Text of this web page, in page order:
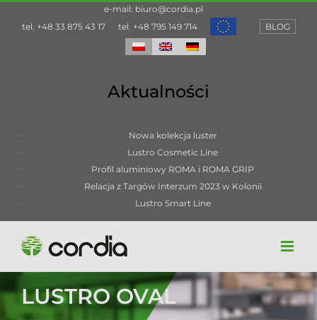
e-mail: biuro@cordia.pl
tel. +48 33 875 43 17 tel. +48 795 149 714 BLOG
Aktualności
Nowa kolekcja luster
Lustro Cosmetic Line
Profil aluminiowy ROMA i ROMA GRIP
Relacja z Targów Interzum 2023 w Kolonii
Lustro Smart Line
LUSTRO OVAL